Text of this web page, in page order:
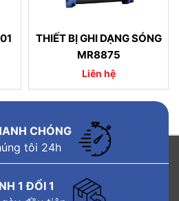
THIẾT BỊ GHI DẠNG SÓNG
MR8875
Liên hệ
CHÓNG
tôi 24h
1 ĐỔI 1